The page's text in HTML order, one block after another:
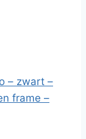
– zwart –
frame –